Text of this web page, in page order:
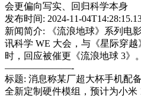
会更偏向写实、回归科学本身
发布时间: 2024-11-
新闻简介: 《流浪地球》系列电
讯科学 WE 大会，与《星际穿
时，回应被催更《流浪地球 3》。
———————-
标题: 消息称某厂超大杯手机配备
全新定制硬件模组，预计为小米